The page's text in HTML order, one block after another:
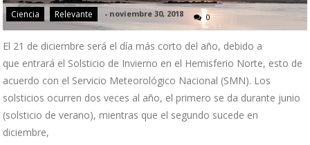
Ciencia Relevante - noviembre 30, 2018 0
El 21 de diciembre será el día más corto del año, debido a
que entrará el Solsticio de Invierno en el Hemisferio Norte, esto de
acuerdo con el Servicio Meteorológico Nacional (SMN). Los
solsticios ocurren dos veces al año, el primero se da durante junio
(solsticio de verano), mientras que el segundo sucede en
diciembre,